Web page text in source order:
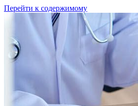
Перейти к содержимому